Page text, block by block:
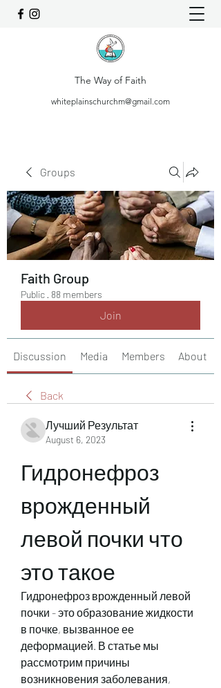
The Way of Faith
whiteplainschurchm@gmail.com
Groups
Faith Group
Public · 88 members
Join
Discussion Media Members About
Back
Лучший Результат
August 6, 2023
Гидронефроз
врожденный
левой почки что
это такое
Гидронефроз врожденный левой
почки - это образование жидкости
в почке, вызванное ее
деформацией. В статье мы
рассмотрим причины
возникновения заболевания,